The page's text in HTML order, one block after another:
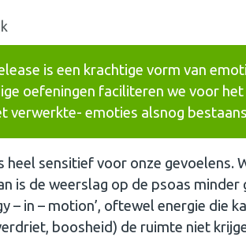
is een krachtige vorm van
oefeningen faciliteren we voor
verwerkte- emoties alsnog
heel sensitief voor onze gevoelens.
is de weerslag op de psoas
– in – motion’, oftewel energie die
boosheid) de ruimte niet